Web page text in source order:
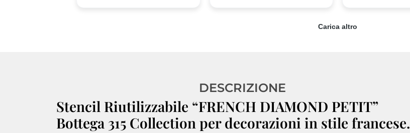
DESCRIZIONE
Stencil Riutilizzabile “FRENCH DIAMOND PETIT”
Bottega 315 Collection per decorazioni in stile francese.